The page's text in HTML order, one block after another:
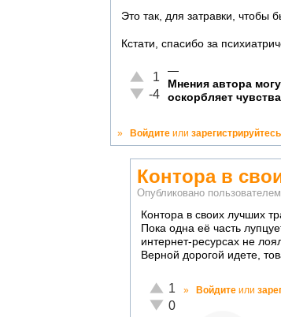
Это так, для затравки, чтобы
Кстати, спасибо за
Отлично!
1
Неадекватно!
-4
—
Мнения автора
оскорбляет
» Войдите или зарегистрируйтесь
Контора в
Опубликовано пользователем
Контора в своих лучших
Пока одна её часть
интернет-ресурсах не
Верной дорогой идете,
Отлично!
1
Неадекватно!
0
» Войдите или